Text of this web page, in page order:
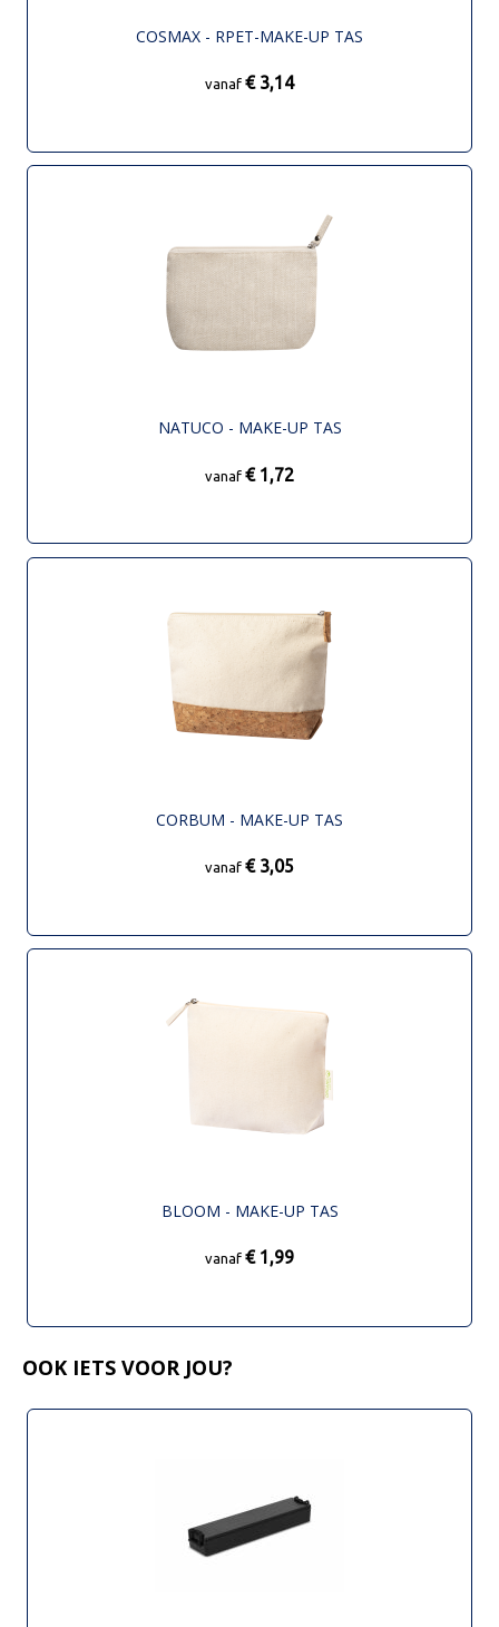
COSMAX - RPET-MAKE-UP TAS
vanaf € 3,14
NATUCO - MAKE-UP TAS
vanaf € 1,72
CORBUM - MAKE-UP TAS
vanaf € 3,05
BLOOM - MAKE-UP TAS
vanaf € 1,99
OOK IETS VOOR JOU?